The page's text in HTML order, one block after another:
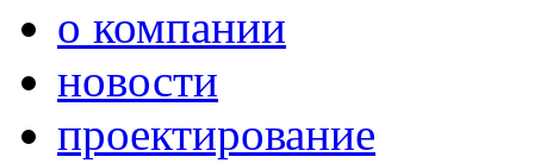
о компании
новости
проектирование